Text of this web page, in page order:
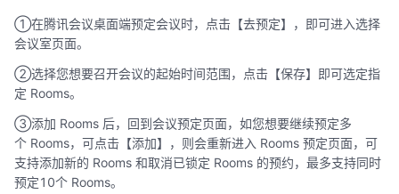
①在腾讯会议桌面端预定会议时，点击【去预定】，即可进入选择
会议室页面。
②选择您想要召开会议的起始时间范围，点击【保存】即可选定指
定 Rooms。
③添加 Rooms 后，回到会议预定页面，如您想要继续预定多
个 Rooms，可点击【添加】，则会重新进入 Rooms 预定页面，可
支持添加新的 Rooms 和取消已锁定 Rooms 的预约，最多支持同时
预定10个 Rooms。